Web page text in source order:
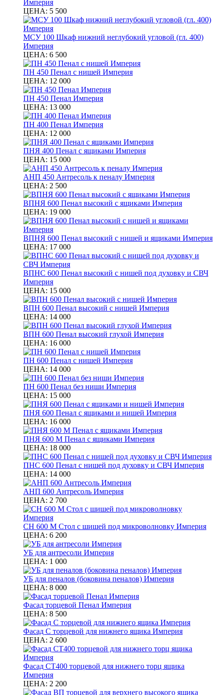
Империя
ЦЕНА: 5 500
МСУ 100 Шкаф нижний неглубокий угловой (гл. 400)
Империя
ЦЕНА: 6 500
ПН 450 Пенал с нишей Империя
ЦЕНА: 12 000
ПН 450 Пенал Империя
ЦЕНА: 13 000
ПН 400 Пенал Империя
ЦЕНА: 12 000
ПНЯ 400 Пенал с ящиками Империя
ЦЕНА: 15 000
АНП 450 Антресоль к пеналу Империя
ЦЕНА: 2 500
ВПНЯ 600 Пенал высокий с ящиками Империя
ЦЕНА: 19 000
ВПНЯ 600 Пенал высокий с нишей и ящиками Империя
ЦЕНА: 17 000
ВПНС 600 Пенал высокий с нишей под духовку и СВЧ
Империя
ЦЕНА: 15 000
ВПН 600 Пенал высокий с нишей Империя
ЦЕНА: 14 000
ВПН 600 Пенал высокий глухой Империя
ЦЕНА: 16 000
ПН 600 Пенал с нишей Империя
ЦЕНА: 14 000
ПН 600 Пенал без ниши Империя
ЦЕНА: 15 000
ПНЯ 600 Пенал с ящиками и нишей Империя
ЦЕНА: 16 000
ПНЯ 600 М Пенал с ящиками Империя
ЦЕНА: 18 000
ПНС 600 Пенал с нишей под духовку и СВЧ Империя
ЦЕНА: 14 000
АНП 600 Антресоль Империя
ЦЕНА: 2 700
СН 600 М Стол с шишей под микроволновку Империя
ЦЕНА: 6 200
УБ для антресоли Империя
ЦЕНА: 1 000
УБ для пеналов (боковина пеналов) Империя
ЦЕНА: 8 000
Фасад торцевой Пенал Империя
ЦЕНА: 8 500
Фасад С торцевой для нижнего ящика Империя
ЦЕНА: 2 600
Фасад СТ400 торцевой для нижнего торц ящика
Империя
ЦЕНА: 2 200